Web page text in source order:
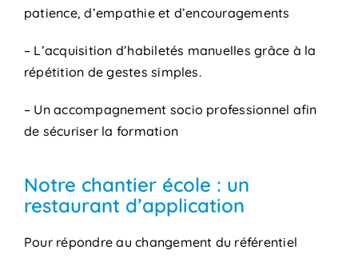
patience, d’empathie et d’encouragements
– L’acquisition d’habiletés manuelles grâce à la
répétition de gestes simples.
– Un accompagnement socio professionnel afin
de sécuriser la formation
Notre chantier école : un
restaurant d’application
Pour répondre au changement du référentiel